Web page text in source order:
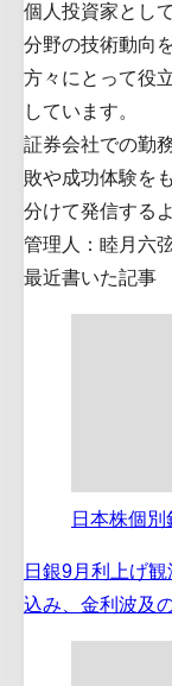
個人投資家とし
分野の技術動向
方々にとって役
しています。
証券会社での勤
敗や成功体験を
分けて発信する
管理人：睦月六
最近書いた記事
日本株個
日銀9月利上げ
込み、金利波及